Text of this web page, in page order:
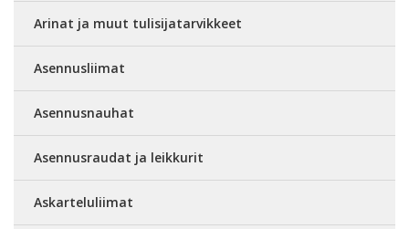
Arinat ja muut tulisijatarvikkeet
Asennusliimat
Asennusnauhat
Asennusraudat ja leikkurit
Askarteluliimat